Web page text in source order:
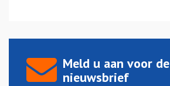
Meld u aan voor de
nieuwsbrief